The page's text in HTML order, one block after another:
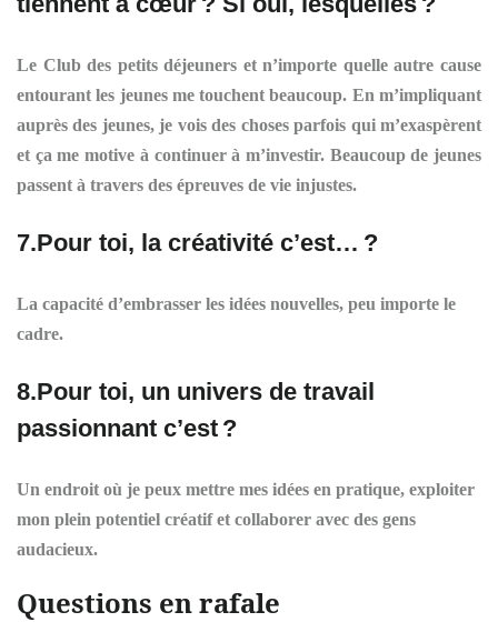
Le Club des petits déjeuners et n’importe quelle autre cause
entourant les jeunes me touchent beaucoup. En m’impliquant
auprès des jeunes, je vois des choses parfois qui m’exaspèrent
et ça me motive à continuer à m’investir. Beaucoup de jeunes
passent à travers des épreuves de vie injustes.
7.Pour toi, la créativité c’est… ?
La capacité d’embrasser les idées nouvelles, peu importe le
cadre.
8.Pour toi, un univers de travail
passionnant c’est ?
Un endroit où je peux mettre mes idées en pratique, exploiter
mon plein potentiel créatif et collaborer avec des gens
audacieux.
Questions en rafale